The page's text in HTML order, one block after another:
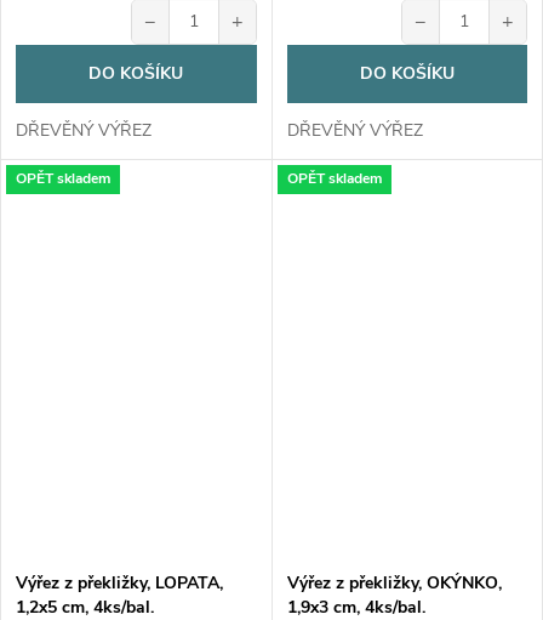
− +
DO KOŠÍKU
DŘEVĚNÝ VÝŘEZ
− +
DO KOŠÍKU
DŘEVĚNÝ VÝŘEZ
OPĚT skladem
Výřez z překližky, LOPATA,
1,2x5 cm, 4ks/bal.
OPĚT skladem
Výřez z překližky, OKÝNKO,
1,9x3 cm, 4ks/bal.